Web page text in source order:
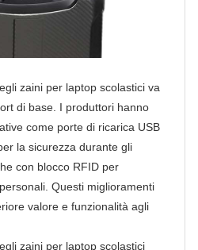
zaini per laptop scolastici va
di base. I produttori hanno
come porte di ricarica USB
la sicurezza durante gli
con blocco RFID per
Questi miglioramenti
valore e funzionalità agli
zaini per laptop scolastici